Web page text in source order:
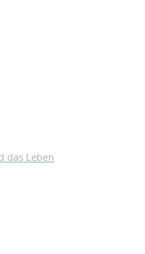
das Leben